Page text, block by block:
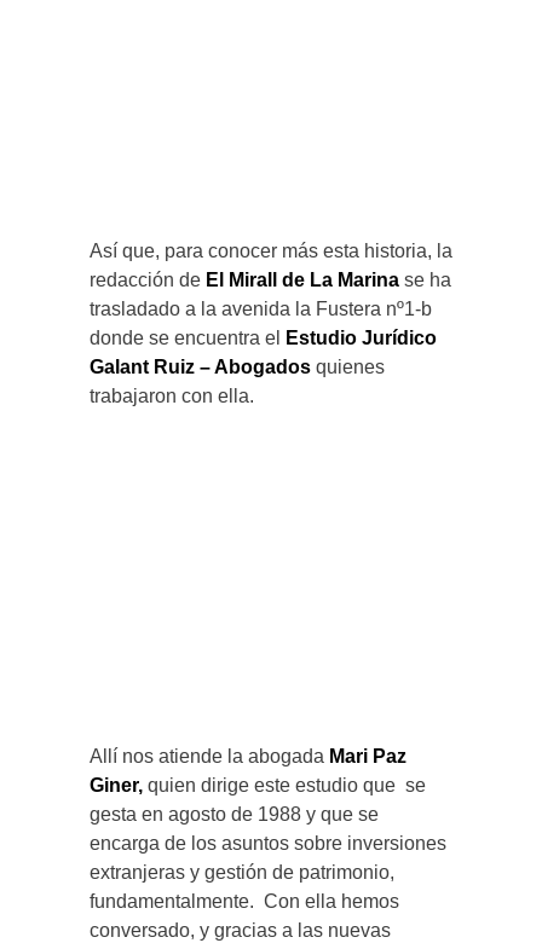
Así que, para conocer más esta historia, la
redacción de El Mirall de La Marina se ha
trasladado a la avenida la Fustera nº1-b
donde se encuentra el
Estudio Jurídico
Galant Ruiz – Abogados quienes
trabajaron con ella.
Allí nos atiende la abogada Mari Paz
Giner, quien dirige este estudio que se
gesta en agosto de 1988 y que se
encarga de los asuntos sobre inversiones
extranjeras y gestión de patrimonio,
fundamentalmente. Con ella hemos
conversado, y gracias a las nuevas